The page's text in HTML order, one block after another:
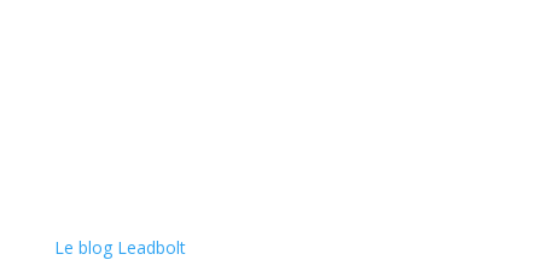
Le blog Leadbolt